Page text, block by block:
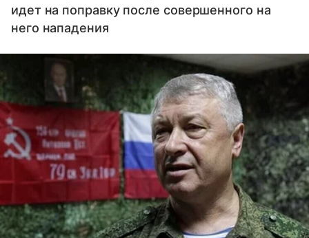
идет на поправку после совершенного на
него нападения